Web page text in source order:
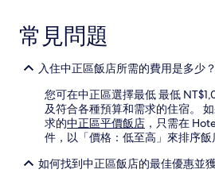
常見問題
入住中正區飯店所需的費用是多少？
您可在中正區選擇最低 最低
及符合各種預算和需求的住宿。
求的中正區平價飯店 ，只需在
件，以「價格：低至高」來排序飯
如何找到中正區飯店的最佳優惠並